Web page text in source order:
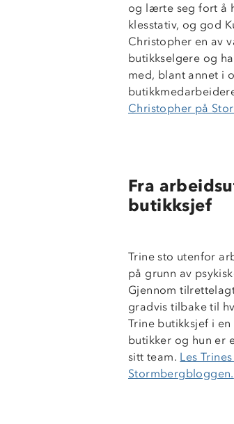
og lærte seg fort å
klesstativ, og god
Christopher en av
butikkselgere og
med, blant annet i
Christopher på
Fra
butikksjef
Trine sto utenfor
på grunn av
Gjennom
gradvis tilbake til
Trine butikksjef i
butikker og hun er
sitt team. Les
Stormbergbloggen.